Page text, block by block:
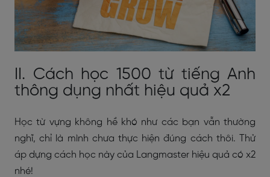
II. Cách học 1500 từ tiếng Anh
thông dụng nhất hiệu quả x2
Học từ vựng không hề khó như các bạn vẫn thường
nghĩ, chỉ là mình chưa thực hiện đúng cách thôi. Thử
áp dựng cách học này của Langmaster hiệu quả có x2
nhé!